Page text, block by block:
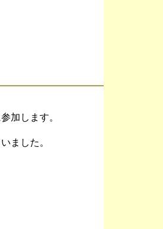
加します。
ました。